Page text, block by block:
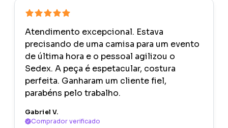
Atendimento excepcional. Estava
precisando de uma camisa para um evento
de última hora e o pessoal agilizou o
Sedex. A peça é espetacular, costura
perfeita. Ganharam um cliente fiel,
parabéns pelo trabalho.
Gabriel V.
Comprador verificado